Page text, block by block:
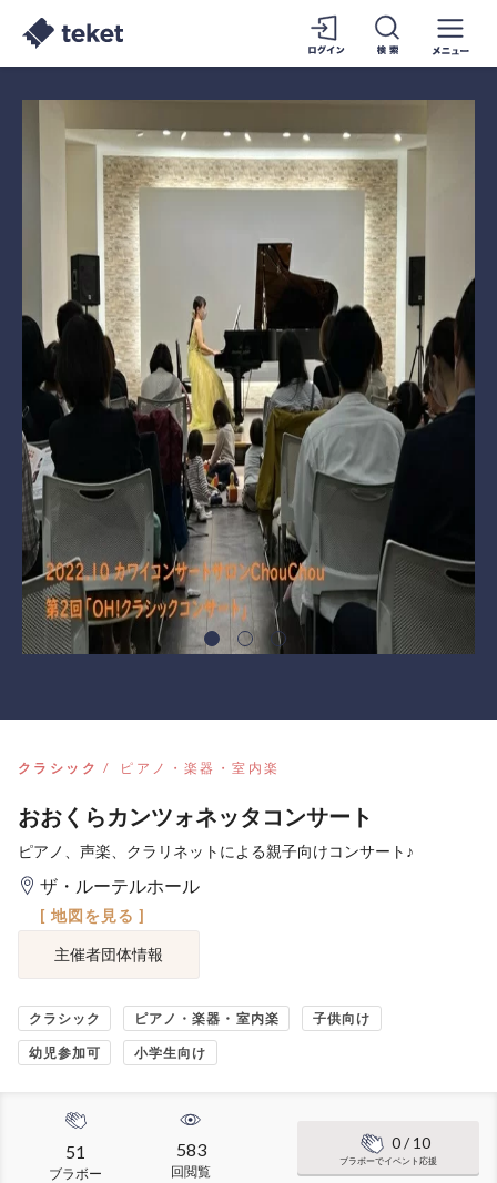
クラシック ピアノ・楽器・室内楽
おおくらカンツォネッタコンサート
ピアノ、声楽、クラリネットによる親子向けコンサート♪
ザ・ルーテルホール
[ 地図を見る ]
主催者団体情報
クラシック ピアノ・楽器・室内楽 子供向け
幼児参加可 小学生向け
51
ブラボー
583
回閲覧
0/ 10
ブラボーでイベント応援